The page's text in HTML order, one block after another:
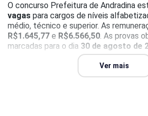
O concurso Prefeitura de Andradina
vagas para cargos de níveis
médio, técnico e superior. As
R$1.645,77 e R$6.566,50. As provas
marcadas para o dia 30 de agosto de
Para mais detalhes, consulte oguia
Prefeitura de Andradina, que reúne
informações. Para iniciar a preparação,
preparatórios disponíveis e adquira
Ver mais